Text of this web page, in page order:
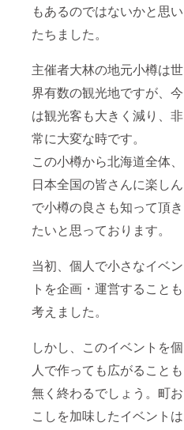
もあるのではないかと思い
たちました。
主催者大林の地元小樽は世
界有数の観光地ですが、今
は観光客も大きく減り、非
常に大変な時です。
この小樽から北海道全体、
日本全国の皆さんに楽しん
で小樽の良さも知って頂き
たいと思っております。
当初、個人で小さなイベン
トを企画・運営することも
考えました。
しかし、このイベントを個
人で作っても広がることも
無く終わるでしょう。町お
こしを加味したイベントは